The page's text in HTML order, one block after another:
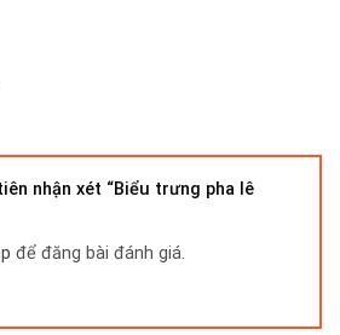
nhận xét “Biểu trưng pha lê
để đăng bài đánh giá.